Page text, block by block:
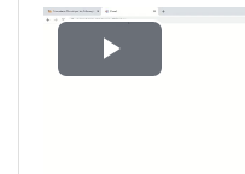
Tocar